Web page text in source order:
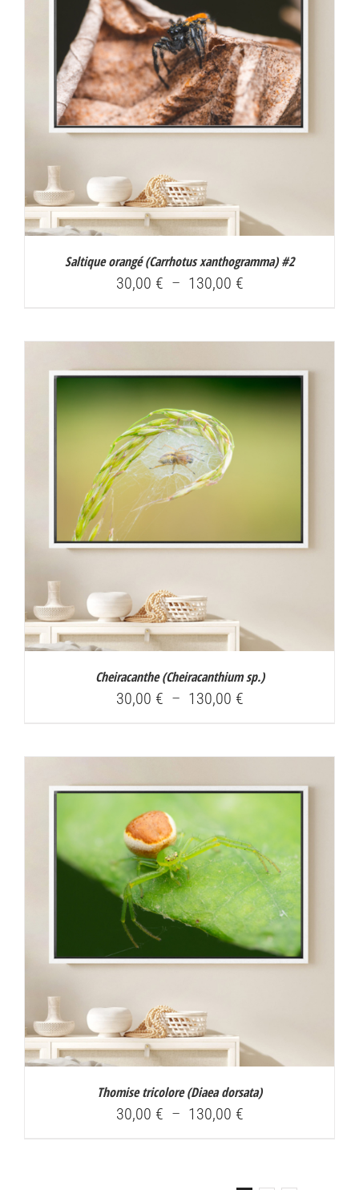
Saltique orangé (Carrhotus xanthogramma) #2
30,00 € – 130,00 €Plage
à
130,00 €
Cheiracanthe (Cheiracanthium sp.)
30,00 € – 130,00 €Plage
à
Thomise tricolore (Diaea dorsata)
30,00 € – 130,00 €Plage
30,00 €